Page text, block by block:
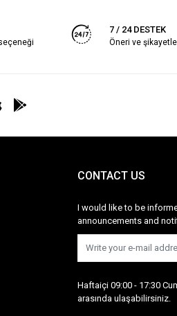
7 / 24 DESTEK
Öneri ve
CONTACT US
I would like to be
announcements and
Haftaiçi 09:00 - 17:30
arasında ulaşabilirsiniz.